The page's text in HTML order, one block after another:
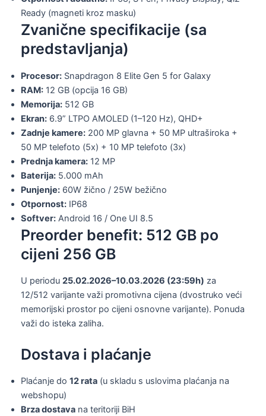
Ready (magneti kroz masku)
Zvanične specifikacije (sa
predstavljanja)
Procesor: Snapdragon 8 Elite Gen 5 for Galaxy
RAM: 12 GB (opcija 16 GB)
Memorija: 512 GB
Ekran: 6.9” LTPO AMOLED (1–120 Hz), QHD+
Zadnje kamere: 200 MP glavna + 50 MP ultraširoka +
50 MP telefoto (5x) + 10 MP telefoto (3x)
Prednja kamera: 12 MP
Baterija: 5.000 mAh
Punjenje: 60W žično / 25W bežično
Otpornost: IP68
Softver: Android 16 / One UI 8.5
Preorder benefit: 512 GB po
cijeni 256 GB
U periodu 25.02.2026–10.03.2026 (23:59h) za
12/512 varijante važi promotivna cijena (dvostruko veći
memorijski prostor po cijeni osnovne varijante). Ponuda
važi do isteka zaliha.
Dostava i plaćanje
Plaćanje do 12 rata (u skladu s uslovima plaćanja na
webshopu)
Brza dostava na teritoriji BiH